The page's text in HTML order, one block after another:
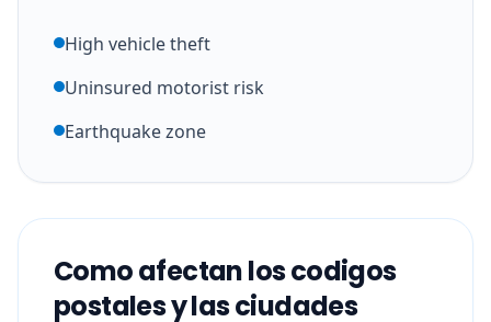
High vehicle theft
Uninsured motorist risk
Earthquake zone
Como afectan los codigos
postales y las ciudades